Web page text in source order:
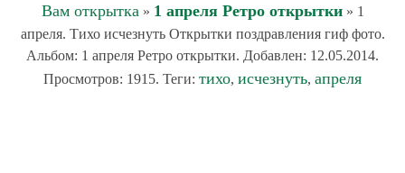
Вам открытка » 1 апреля Ретро открытки» 1
апреля. Тихо исчезнуть Открытки поздравления гиф фото.
Альбом: 1 апреля Ретро открытки. Добавлен: 12.05.2014.
Просмотров: 1915. Теги: тихо, исчезнуть, апреля